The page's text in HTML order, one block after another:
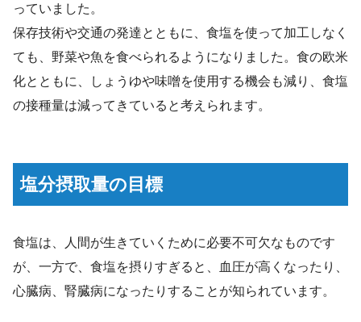
っていました。
保存技術や交通の発達とともに、食塩を使って加工しなく
ても、野菜や魚を食べられるようになりました。食の欧米
化とともに、しょうゆや味噌を使用する機会も減り、食塩
の接種量は減ってきていると考えられます。
塩分摂取量の目標
食塩は、人間が生きていくために必要不可欠なものです
が、一方で、食塩を摂りすぎると、血圧が高くなったり、
心臓病、腎臓病になったりすることが知られています。